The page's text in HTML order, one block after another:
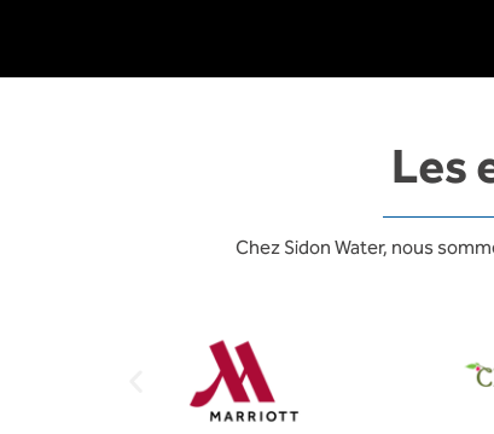
Les
Chez Sidon Water, nous